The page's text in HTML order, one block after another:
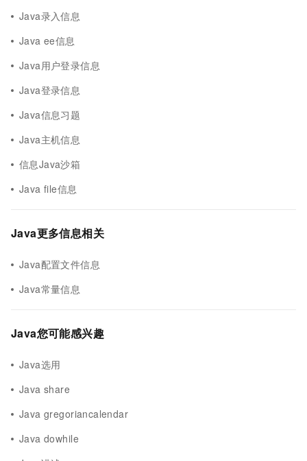
Java录入信息
Java ee信息
Java用户登录信息
Java登录信息
Java信息习题
Java主机信息
信息Java沙箱
Java file信息
Java更多信息相关
Java配置文件信息
Java常量信息
Java您可能感兴趣
Java选用
Java share
Java gregoriancalendar
Java dowhile